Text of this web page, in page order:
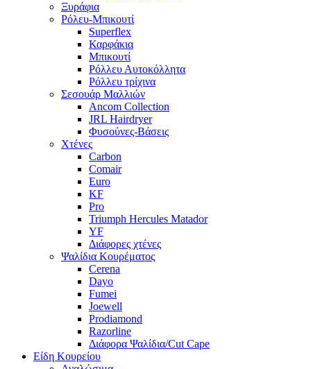
Ξυράφια
Ρόλευ-Μπικουτί
Superflex
Καρφάκια
Μπικουτί
Ρόλλευ Αυτοκόλλητα
Ρόλλευ τρίχινα
Σεσουάρ Μαλλιών
Ancom Collection
JRL Hairdryer
Φυσούνες-Βάσεις
Χτένες
Carbon
Comair
Euro
KF
Pro
Triumph Hercules Matador
YF
Διάφορες χτένες
Ψαλίδια Κουρέματος
Cerena
Dayo
Fumei
Joewell
Prodiamond
Razorline
Διάφορα Ψαλίδια/Cut Cape
Είδη Κουρείου